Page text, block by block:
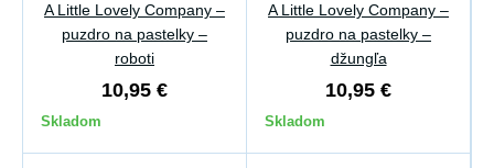
A Little Lovely Company –
puzdro na pastelky –
roboti
10,95 €
Skladom
A Little Lovely Company –
puzdro na pastelky –
džungľa
10,95 €
Skladom